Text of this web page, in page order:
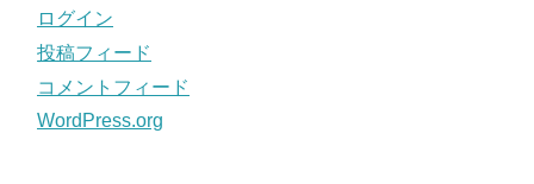
ログイン
投稿フィード
コメントフィード
WordPress.org